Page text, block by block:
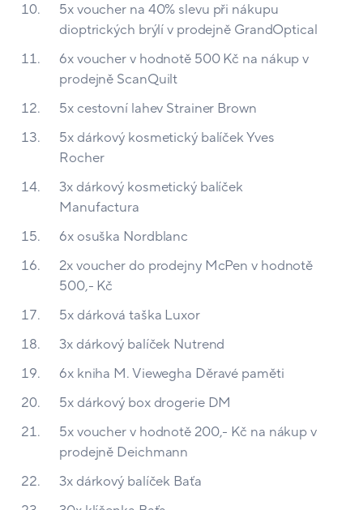
5x voucher na 40% slevu při nákupu
dioptrických brýlí v prodejně GrandOptical
6x voucher v hodnotě 500 Kč na nákup v
prodejně ScanQuilt
5x cestovní lahev Strainer Brown
5x dárkový kosmetický balíček Yves
Rocher
3x dárkový kosmetický balíček
Manufactura
6x osuška Nordblanc
2x voucher do prodejny McPen v hodnotě
500,- Kč
5x dárková taška Luxor
3x dárkový balíček Nutrend
6x kniha M. Viewegha Děravé paměti
5x dárkový box drogerie DM
5x voucher v hodnotě 200,- Kč na nákup v
prodejně Deichmann
3x dárkový balíček Baťa